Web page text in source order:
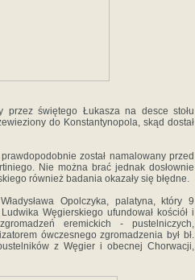
przez świętego Łukasza na desce stołu
do Konstantynopola, skąd dostał
został namalowany przed
Nie można brać jednak dosłownie
również badania okazały się błędne.
Opolczyka, palatyna, który 9
Węgierskiego ufundował kościół i
eremickich - pustelniczych,
ówczesnego zgromadzenia był bł.
z Węgier i obecnej Chorwacji,